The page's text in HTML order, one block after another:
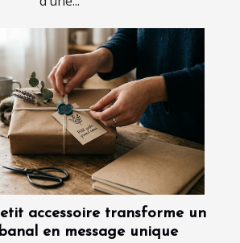
accessoire transforme un
en message unique